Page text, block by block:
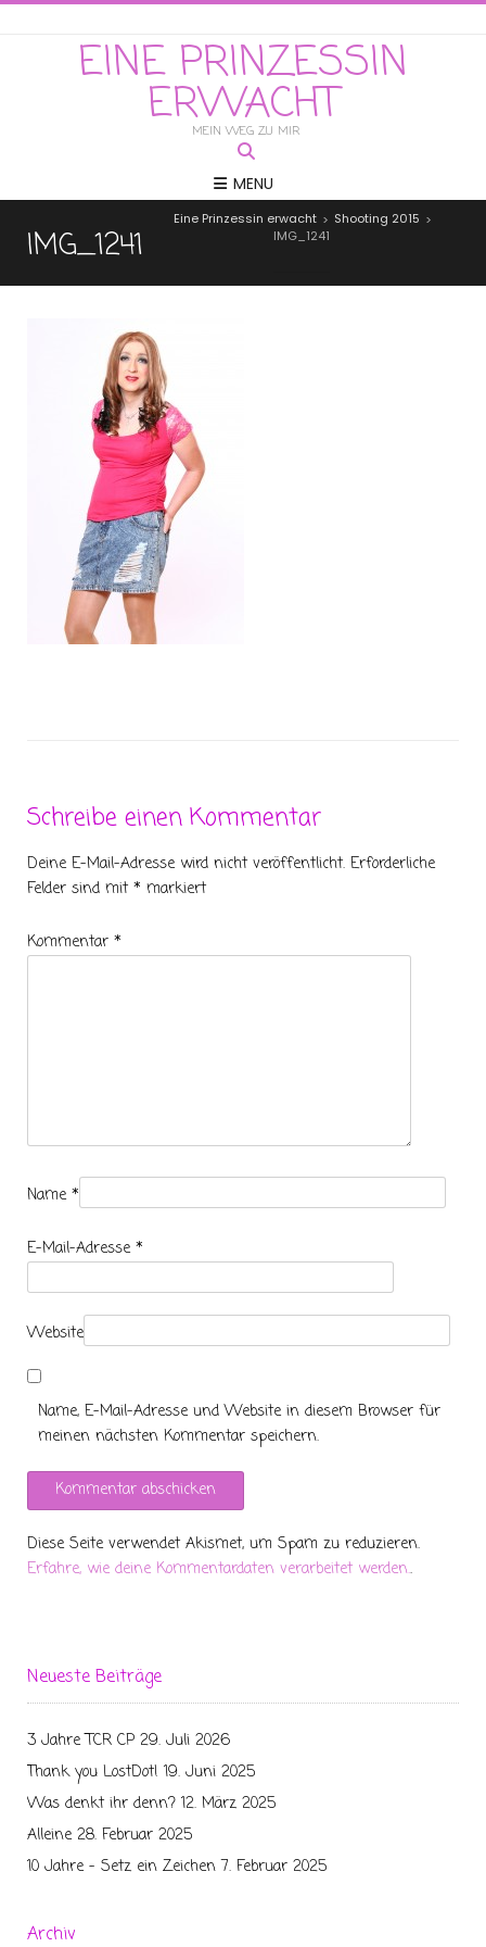
EINE PRINZESSIN
ERWACHT
MEIN WEG ZU MIR
MENU
IMG_1241
Eine Prinzessin erwacht > Shooting 2015 >
IMG_1241
Schreibe einen Kommentar
Deine E-Mail-Adresse wird nicht veröffentlicht. Erforderliche
Felder sind mit * markiert
Kommentar *
Name *
E-Mail-Adresse *
Website
Name, E-Mail-Adresse und Website in diesem Browser für
meinen nächsten Kommentar speichern.
Diese Seite verwendet Akismet, um Spam zu reduzieren.
Erfahre, wie deine Kommentardaten verarbeitet werden..
Neueste Beiträge
3 Jahre TCR CP 29. Juli 2026
Thank you LostDot! 19. Juni 2025
Was denkt ihr denn? 12. März 2025
Alleine 28. Februar 2025
10 Jahre – Setz ein Zeichen 7. Februar 2025
Archiv